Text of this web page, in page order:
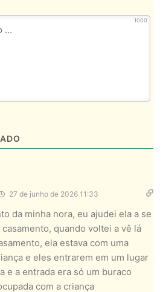
1000
27 de junho de 2026 11:33
da minha nora, eu ajudei ela a se
quando voltei a vê lá
ela estava com uma
e eles entrarem em um lugar
e a entrada era só um buraco
com a criança